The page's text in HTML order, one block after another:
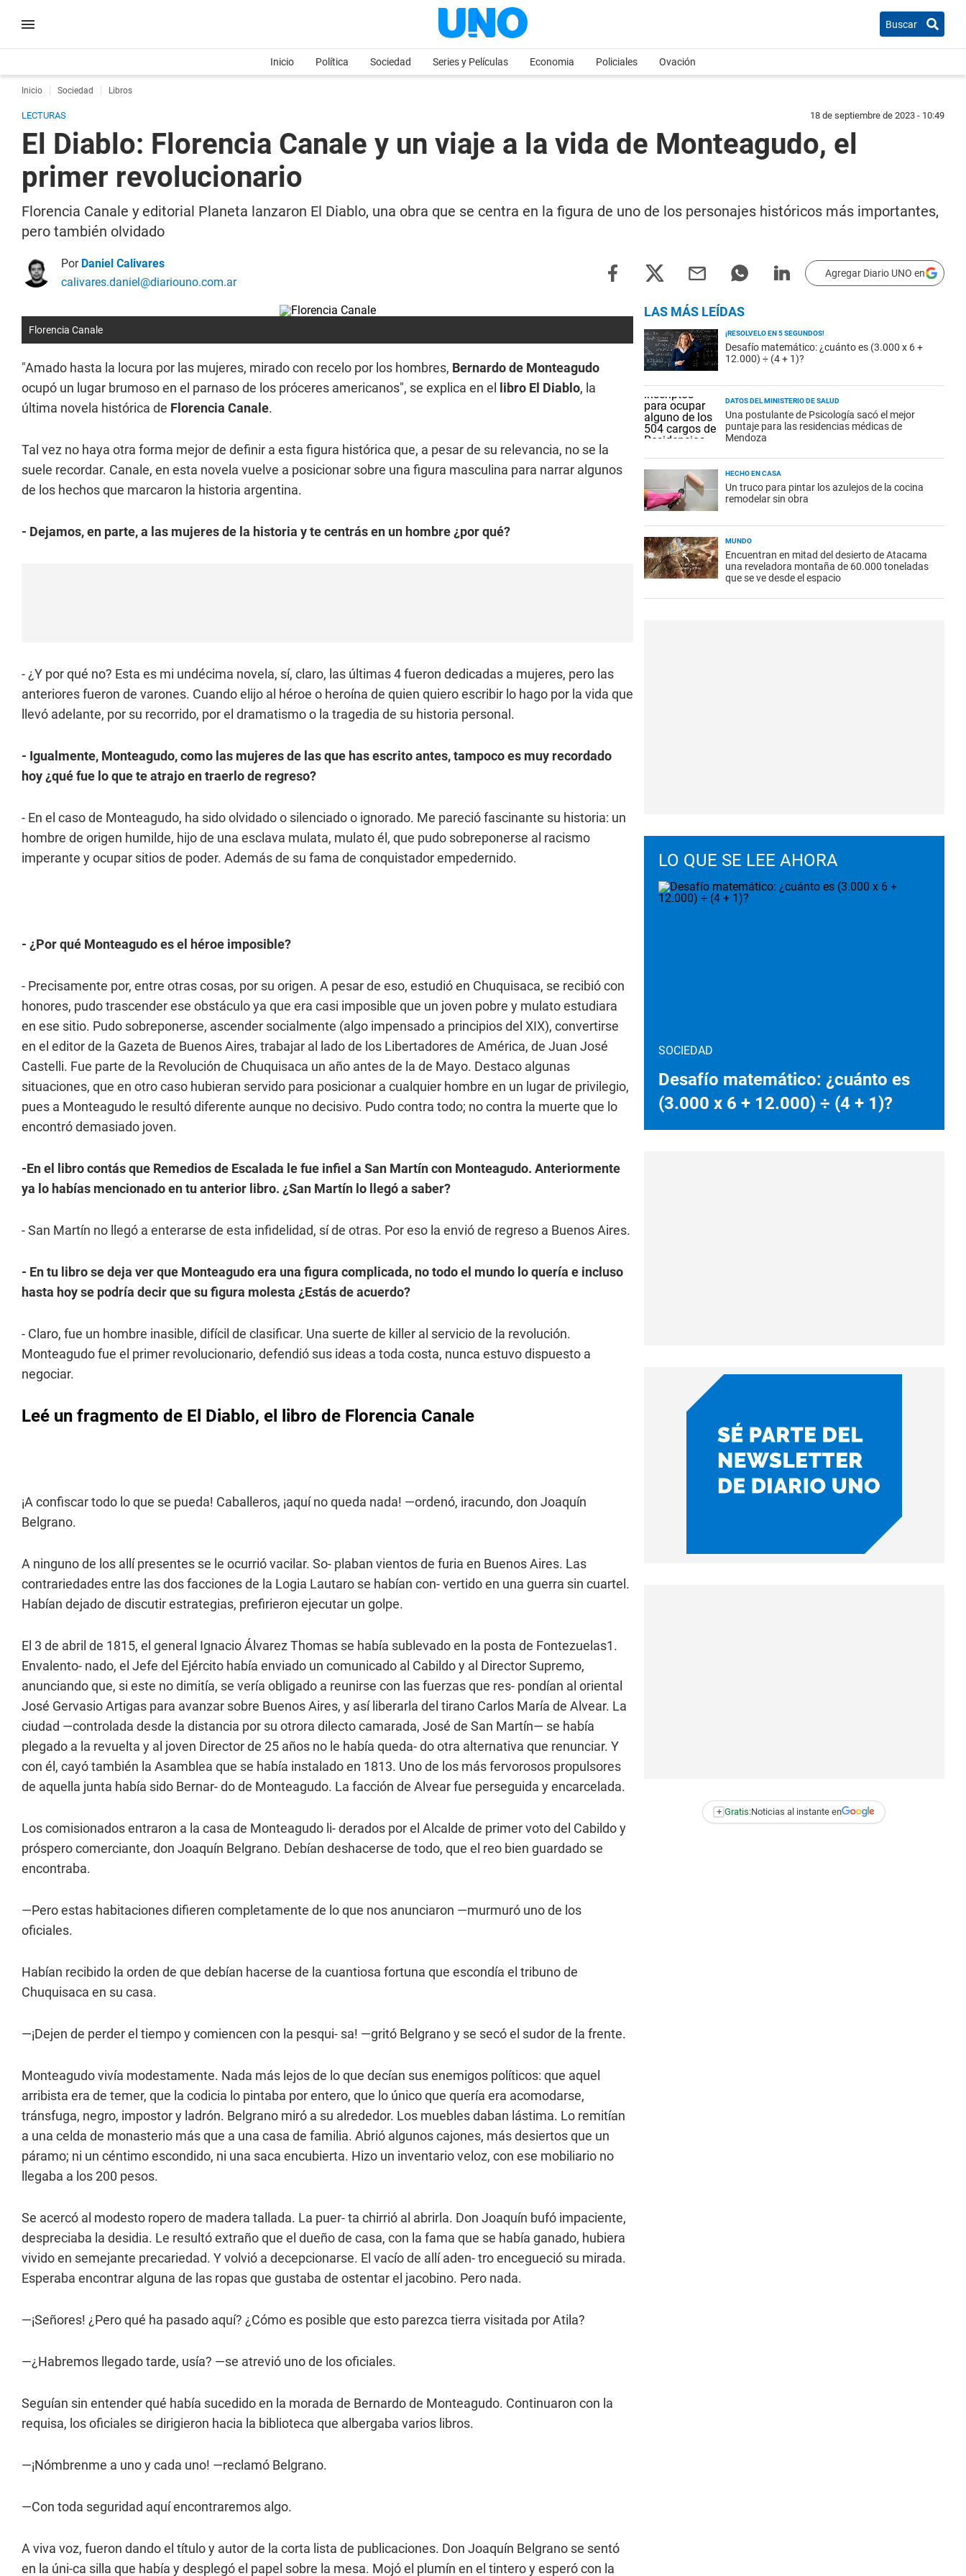
Buscar
Inicio Política Sociedad Series y Películas Economia Policiales Ovación
Inicio Sociedad Libros
LECTURAS 18 de septiembre de 2023 - 10:49
El Diablo: Florencia Canale y un viaje a la vida de Monteagudo, el
primer revolucionario
Florencia Canale y editorial Planeta lanzaron El Diablo, una obra que se centra en la figura de uno de los personajes históricos más importantes,
pero también olvidado
Por Daniel Calivares
calivares.daniel@diariouno.com.ar
Agregar Diario UNO en
Florencia Canale
"Amado hasta la locura por las mujeres, mirado con recelo por los hombres, Bernardo de Monteagudo
ocupó un lugar brumoso en el parnaso de los próceres americanos", se explica en el
libro El Diablo, la
última novela histórica de Florencia Canale.
Tal vez no haya otra forma mejor de definir a esta figura histórica que, a pesar de su relevancia, no se la
suele recordar. Canale, en esta novela vuelve a posicionar sobre una figura masculina para narrar algunos
de los hechos que marcaron la historia argentina.
- Dejamos, en parte, a las mujeres de la historia y te centrás en un hombre ¿por qué?
- ¿Y por qué no? Esta es mi undécima novela, sí, claro, las últimas 4 fueron dedicadas a mujeres, pero las
anteriores fueron de varones. Cuando elijo al héroe o heroína de quien quiero escribir lo hago por la vida que
llevó adelante, por su recorrido, por el dramatismo o la tragedia de su historia personal.
- Igualmente, Monteagudo, como las mujeres de las que has escrito antes, tampoco es muy recordado
hoy ¿qué fue lo que te atrajo en traerlo de regreso?
- En el caso de Monteagudo, ha sido olvidado o silenciado o ignorado. Me pareció fascinante su historia: un
hombre de origen humilde, hijo de una esclava mulata, mulato él, que pudo sobreponerse al racismo
imperante y ocupar sitios de poder. Además de su fama de conquistador empedernido.
- ¿Por qué Monteagudo es el héroe imposible?
- Precisamente por, entre otras cosas, por su origen. A pesar de eso, estudió en Chuquisaca, se recibió con
honores, pudo trascender ese obstáculo ya que era casi imposible que un joven pobre y mulato estudiara
en ese sitio. Pudo sobreponerse, ascender socialmente (algo impensado a principios del XIX), convertirse
en el editor de la Gazeta de Buenos Aires, trabajar al lado de los Libertadores de América, de Juan José
Castelli. Fue parte de la Revolución de Chuquisaca un año antes de la de Mayo. Destaco algunas
situaciones, que en otro caso hubieran servido para posicionar a cualquier hombre en un lugar de privilegio,
pues a Monteagudo le resultó diferente aunque no decisivo. Pudo contra todo; no contra la muerte que lo
encontró demasiado joven.
-En el libro contás que Remedios de Escalada le fue infiel a San Martín con Monteagudo. Anteriormente
ya lo habías mencionado en tu anterior libro. ¿San Martín lo llegó a saber?
- San Martín no llegó a enterarse de esta infidelidad, sí de otras. Por eso la envió de regreso a Buenos Aires.
- En tu libro se deja ver que Monteagudo era una figura complicada, no todo el mundo lo quería e incluso
hasta hoy se podría decir que su figura molesta ¿Estás de acuerdo?
- Claro, fue un hombre inasible, difícil de clasificar. Una suerte de killer al servicio de la revolución.
Monteagudo fue el primer revolucionario, defendió sus ideas a toda costa, nunca estuvo dispuesto a
negociar.
Leé un fragmento de El Diablo, el libro de Florencia Canale
¡A confiscar todo lo que se pueda! Caballeros, ¡aquí no queda nada! —ordenó, iracundo, don Joaquín
Belgrano.
A ninguno de los allí presentes se le ocurrió vacilar. So- plaban vientos de furia en Buenos Aires. Las
contrariedades entre las dos facciones de la Logia Lautaro se habían con- vertido en una guerra sin cuartel.
Habían dejado de discutir estrategias, prefirieron ejecutar un golpe.
El 3 de abril de 1815, el general Ignacio Álvarez Thomas se había sublevado en la posta de Fontezuelas1.
Envalento- nado, el Jefe del Ejército había enviado un comunicado al Cabildo y al Director Supremo,
anunciando que, si este no dimitía, se vería obligado a reunirse con las fuerzas que res- pondían al oriental
José Gervasio Artigas para avanzar sobre Buenos Aires, y así liberarla del tirano Carlos María de Alvear. La
ciudad —controlada desde la distancia por su otrora dilecto camarada, José de San Martín— se había
plegado a la revuelta y al joven Director de 25 años no le había queda- do otra alternativa que renunciar. Y
con él, cayó también la Asamblea que se había instalado en 1813. Uno de los más fervorosos propulsores
de aquella junta había sido Bernar- do de Monteagudo. La facción de Alvear fue perseguida y encarcelada.
Los comisionados entraron a la casa de Monteagudo li- derados por el Alcalde de primer voto del Cabildo y
próspero comerciante, don Joaquín Belgrano. Debían deshacerse de todo, que el reo bien guardado se
encontraba.
—Pero estas habitaciones difieren completamente de lo que nos anunciaron —murmuró uno de los
oficiales.
Habían recibido la orden de que debían hacerse de la cuantiosa fortuna que escondía el tribuno de
Chuquisaca en su casa.
—¡Dejen de perder el tiempo y comiencen con la pesqui- sa! —gritó Belgrano y se secó el sudor de la frente.
Monteagudo vivía modestamente. Nada más lejos de lo que decían sus enemigos políticos: que aquel
arribista era de temer, que la codicia lo pintaba por entero, que lo único que quería era acomodarse,
tránsfuga, negro, impostor y ladrón. Belgrano miró a su alrededor. Los muebles daban lástima. Lo remitían
a una celda de monasterio más que a una casa de familia. Abrió algunos cajones, más desiertos que un
páramo; ni un céntimo escondido, ni una saca encubierta. Hizo un inventario veloz, con ese mobiliario no
llegaba a los 200 pesos.
Se acercó al modesto ropero de madera tallada. La puer- ta chirrió al abrirla. Don Joaquín bufó impaciente,
despreciaba la desidia. Le resultó extraño que el dueño de casa, con la fama que se había ganado, hubiera
vivido en semejante precariedad. Y volvió a decepcionarse. El vacío de allí aden- tro encegueció su mirada.
Esperaba encontrar alguna de las ropas que gustaba de ostentar el jacobino. Pero nada.
—¡Señores! ¿Pero qué ha pasado aquí? ¿Cómo es posible que esto parezca tierra visitada por Atila?
—¿Habremos llegado tarde, usía? —se atrevió uno de los oficiales.
Seguían sin entender qué había sucedido en la morada de Bernardo de Monteagudo. Continuaron con la
requisa, los oficiales se dirigieron hacia la biblioteca que albergaba varios libros.
—¡Nómbrenme a uno y cada uno! —reclamó Belgrano.
—Con toda seguridad aquí encontraremos algo.
A viva voz, fueron dando el título y autor de la corta lista de publicaciones. Don Joaquín Belgrano se sentó
en la úni-ca silla que había y desplegó el papel sobre la mesa. Mojó el plumín en el tintero y esperó con la
LAS MÁS LEÍDAS
¡RESOLVELO EN 5 SEGUNDOS!
Desafío matemático: ¿cuánto es (3.000 x 6 +
12.000) ÷ (4 + 1)?
DATOS DEL MINISTERIO DE SALUD
Una postulante de Psicología sacó el mejor
puntaje para las residencias médicas de
Mendoza
HECHO EN CASA
Un truco para pintar los azulejos de la cocina
remodelar sin obra
MUNDO
Encuentran en mitad del desierto de Atacama
una reveladora montaña de 60.000 toneladas
que se ve desde el espacio
LO QUE SE LEE AHORA
SOCIEDAD
Desafío matemático: ¿cuánto es
(3.000 x 6 + 12.000) ÷ (4 + 1)?
+ Gratis:Noticias al instante en